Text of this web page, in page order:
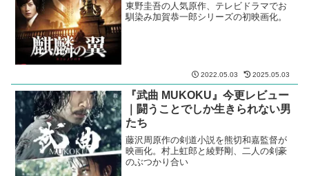
東野圭吾の人気原作、テレビドラマでお
馴染み加賀恭一郎シリーズの初映画化。
2022.05.03 2025.05.03
『武曲 MUKOKU』今更レビュー
｜闘うことでしか生きられない男
たち
藤沢周原作の剣道小説を熊切和嘉監督が
映画化。村上虹郎と綾野剛、二人の剣豪
のぶつかり合い